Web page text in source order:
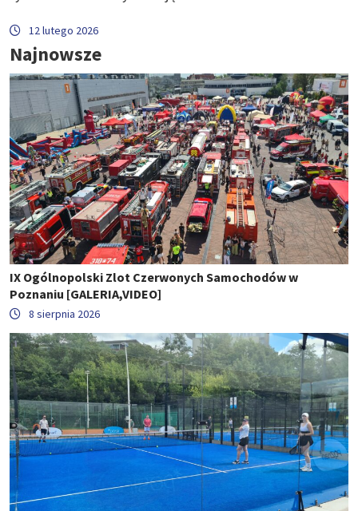
12 lutego 2026
Najnowsze
IX Ogólnopolski Zlot Czerwonych Samochodów w
Poznaniu [GALERIA,VIDEO]
8 sierpnia 2026